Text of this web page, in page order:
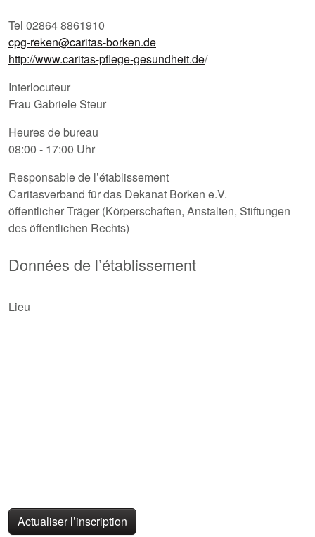
Tel 02864 8861910
cpg-reken@caritas-borken.de
http://www.caritas-pflege-gesundheit.de/
Interlocuteur
Frau Gabriele Steur
Heures de bureau
08:00 - 17:00 Uhr
Responsable de l’établissement
Caritasverband für das Dekanat Borken e.V.
öffentlicher Träger (Körperschaften, Anstalten, Stiftungen
des öffentlichen Rechts)
Données de l’établissement
Lieu
Actualiser l’inscription